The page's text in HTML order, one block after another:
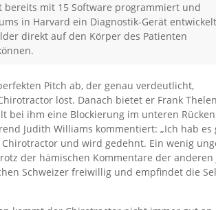
bereits mit 15 Software programmiert und
in Harvard ein Diagnostik-Gerät
direkt auf den Körper des Patienten
Pitch ab, der genau verdeutlicht,
löst. Danach bietet er Frank
bei ihm eine Blockierung im unteren
Judith Williams kommentiert: „Ich hab es
und wird gedehnt. Ein wenig
der hämischen Kommentare der
Schweizer freiwillig und empfindet die